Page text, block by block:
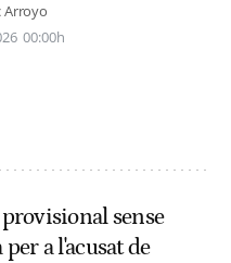
Arroyo
00:00h
provisional sense
a l'acusat de